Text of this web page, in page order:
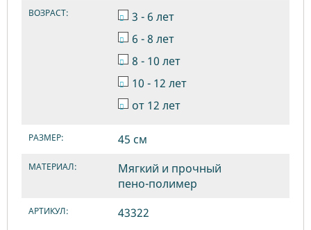
ВОЗРАСТ:
3 - 6 лет
6 - 8 лет
8 - 10 лет
10 - 12 лет
от 12 лет
РАЗМЕР: 45 см
МАТЕРИАЛ:
Мягкий и прочный
пено-полимер
АРТИКУЛ:
43322